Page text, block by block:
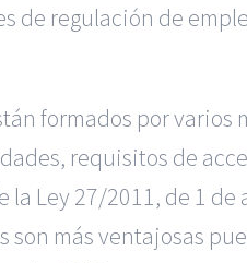
regulación de
formados por
requisitos de
Ley 27/2011, de 1
son más ventajosas